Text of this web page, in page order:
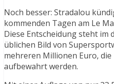
Noch besser: Stradalou
kommenden Tagen am Le
Diese Entscheidung steht im
üblichen Bild von
mehreren Millionen Euro,
aufbewahrt werden.